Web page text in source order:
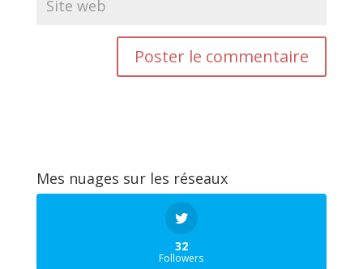
Mes nuages sur les réseaux
32
Followers